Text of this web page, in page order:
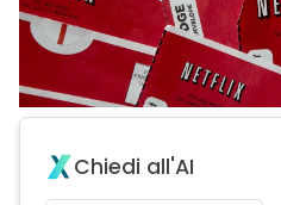
Chiedi all'AI